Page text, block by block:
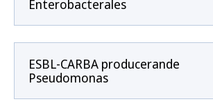
Enterobacterales
ESBL-CARBA producerande
Pseudomonas